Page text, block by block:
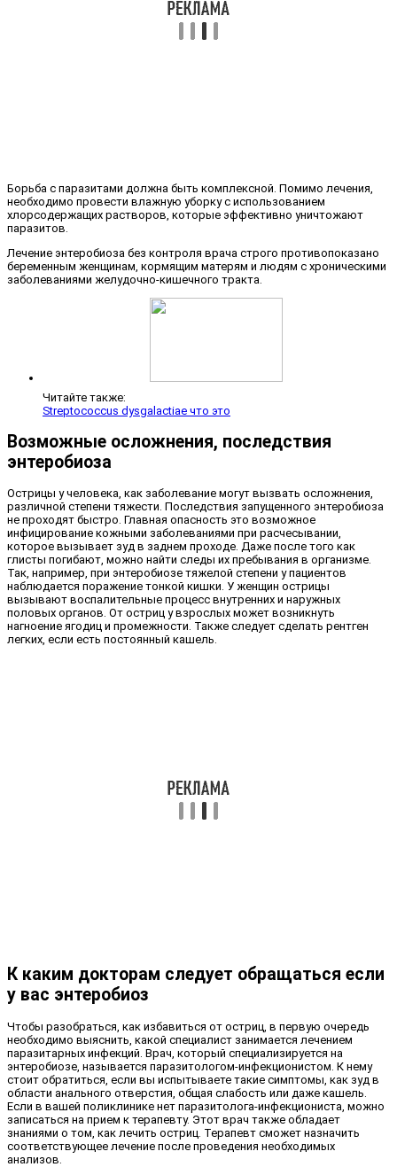
Борьба с паразитами должна быть комплексной. Помимо лечения,
необходимо провести влажную уборку с использованием
хлорсодержащих растворов, которые эффективно уничтожают
паразитов.
Лечение энтеробиоза без контроля врача строго противопоказано
беременным женщинам, кормящим матерям и людям с хроническими
заболеваниями желудочно-кишечного тракта.
Читайте также:
Streptococcus dysgalactiae что это
Возможные осложнения, последствия
энтеробиоза
Острицы у человека, как заболевание могут вызвать осложнения,
различной степени тяжести. Последствия запущенного энтеробиоза
не проходят быстро. Главная опасность это возможное
инфицирование кожными заболеваниями при расчесывании,
которое вызывает зуд в заднем проходе. Даже после того как
глисты погибают, можно найти следы их пребывания в организме.
Так, например, при энтеробиозе тяжелой степени у пациентов
наблюдается поражение тонкой кишки. У женщин острицы
вызывают воспалительные процесс внутренних и наружных
половых органов. От остриц у взрослых может возникнуть
нагноение ягодиц и промежности. Также следует сделать рентген
легких, если есть постоянный кашель.
К каким докторам следует обращаться если
у вас энтеробиоз
Чтобы разобраться, как избавиться от остриц, в первую очередь
необходимо выяснить, какой специалист занимается лечением
паразитарных инфекций. Врач, который специализируется на
энтеробиозе, называется паразитологом-инфекционистом. К нему
стоит обратиться, если вы испытываете такие симптомы, как зуд в
области анального отверстия, общая слабость или даже кашель.
Если в вашей поликлинике нет паразитолога-инфекциониста, можно
записаться на прием к терапевту. Этот врач также обладает
знаниями о том, как лечить остриц. Терапевт сможет назначить
соответствующее лечение после проведения необходимых
анализов.